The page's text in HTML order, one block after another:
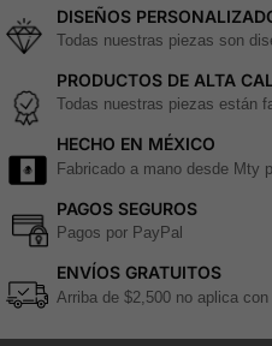
DISEÑOS
Todas nuestras piezas son
PRODUCTOS DE ALTA
Todas nuestras piezas están
HECHO EN MÉXICO
Fabricado a mano desde Mty
PAGOS SEGUROS
Pagos por PayPal
ENVÍOS GRATUITOS
Arriba de $2,500 no aplica